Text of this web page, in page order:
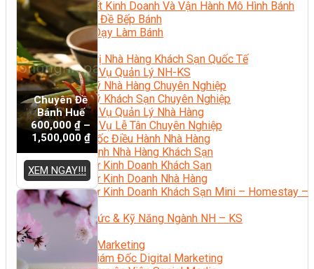
Bí Quyết Kinh Doanh Và Vận Hành Mô Hình Bánh
Chuyên Đề Bếp Bánh
Video Dạy Làm Bánh
Quản Trị NHKS
Quản Trị Nhà Hàng Khách Sạn Quốc Tế
Nghiệp Vụ Quản Lý NH-KS
Quản Lý Nhà Hàng Chuyên Nghiệp
Quản Lý Khách Sạn Chuyên Nghiệp
Nghiệp Vụ Quản Lý Nhà Hàng
Nghiệp Vụ Lễ Tân Chuyên Nghiệp
Giám Đốc Điều Hành Nhà Hàng
Tiếng Anh Nhà Hàng Khách Sạn
Khởi Sự Kinh Doanh Khách Sạn
Khởi Sự Kinh Doanh Nhà Hàng
Khởi Sự Kinh Doanh Khách Sạn Mini – Homestay –
AirBnB
Kiến Thức & Kỹ Năng Ngành NH – KS
Marketing
Digital Marketing
Giám Đốc Digital Marketing
Chuyên Đề
Bánh Huế
600,000 ₫ –
1,500,000 ₫
XEM NGAY!!!